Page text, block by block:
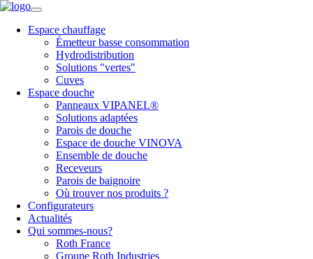
Espace chauffage
Émetteur basse consommation
Hydrodistribution
Solutions "vertes"
Cuves
Espace douche
Panneaux VIPANEL®
Solutions adaptées
Parois de douche
Espace de douche VINOVA
Ensemble de douche
Receveurs
Parois de baignoire
Où trouver nos produits ?
Configurateurs
Actualités
Qui sommes-nous?
Roth France
Groupe Roth Industries